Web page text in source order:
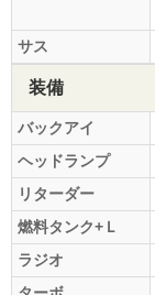
サス
装備
バックアイ
ヘッドランプ
リターダー
燃料タンク+Ｌ
ラジオ